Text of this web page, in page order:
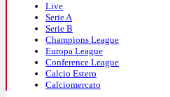
Live
Serie A
Serie B
Champions League
Europa League
Conference League
Calcio Estero
Calciomercato